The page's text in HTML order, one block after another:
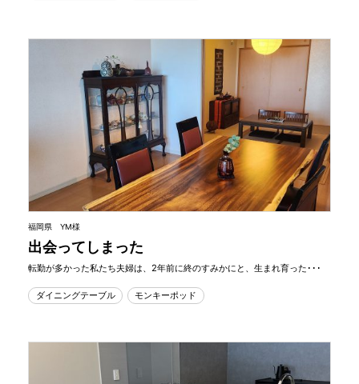
福岡県 YM様
出会ってしまった
転勤が多かった私たち夫婦は、2年前に終のすみかにと、生まれ育った･･･
ダイニングテーブル モンキーポッド